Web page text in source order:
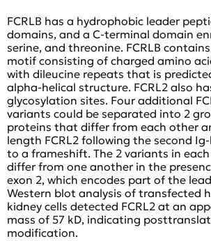
FCRLB has a hydrophobic leader
domains, and a C-terminal domain
serine, and threonine. FCRLB
motif consisting of charged amino
with dileucine repeats that is
alpha-helical structure. FCRL2 also
glycosylation sites. Four additional
variants could be separated into 2
proteins that differ from each other
length FCRL2 following the second
to a frameshift. The 2 variants in
differ from one another in the
exon 2, which encodes part of the
Western blot analysis of transfected
kidney cells detected FCRL2 at an
mass of 57 kD, indicating
modification.